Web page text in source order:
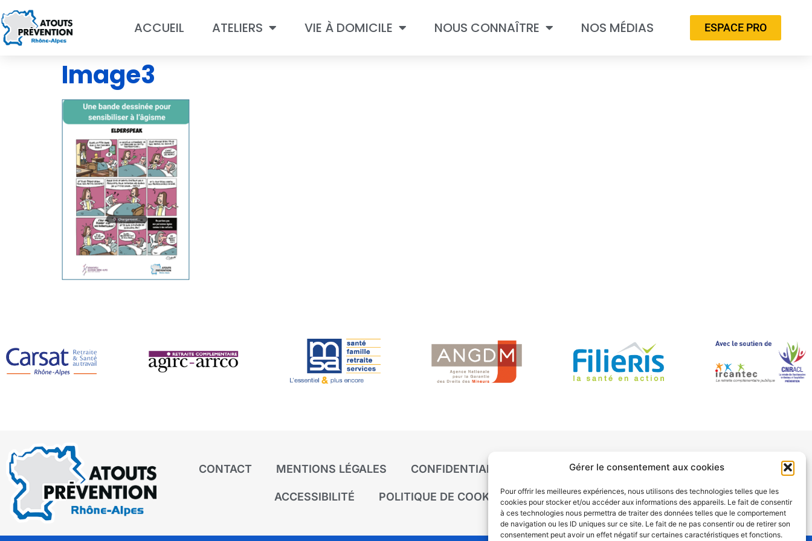
Gérer le consentement aux cookies
Pour offrir les meilleures expériences, nous utilisons des technologies telles que les
cookies pour stocker et/ou accéder aux informations des appareils. Le fait de consentir
à ces technologies nous permettra de traiter des données telles que le comportement
de navigation ou les ID uniques sur ce site. Le fait de ne pas consentir ou de retirer son
consentement peut avoir un effet négatif sur certaines caractéristiques et fonctions.
ACCUEIL ATELIERS VIE À DOMICILE NOUS CONNAÎTRE NOS MÉDIAS ESPACE PRO
Image3
CONTACT MENTIONS LÉGALES CONFIDENTIALITÉ PLAN DE SITE
ACCESSIBILITÉ POLITIQUE DE COOKIES (UE)